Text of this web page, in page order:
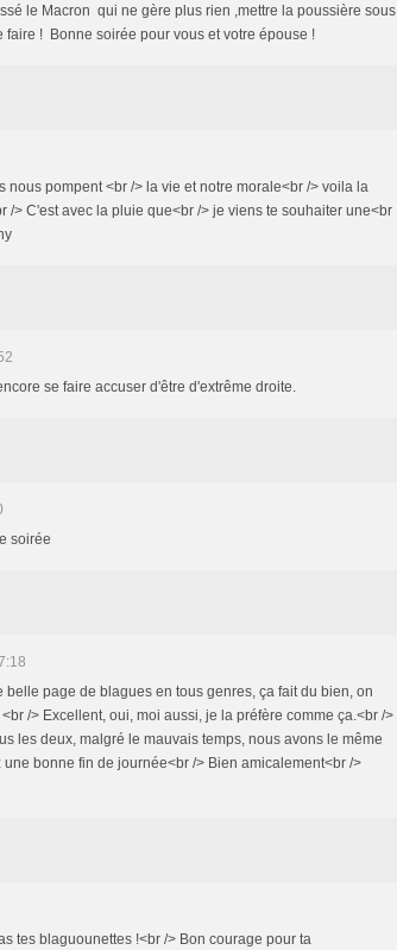
le Macron qui ne gère plus rien ,mettre la poussière sous
faire ! Bonne soirée pour vous et votre épouse !
nous pompent <br /> la vie et notre morale<br /> voila la
/> C'est avec la pluie que<br /> je viens te souhaiter une<br
se faire accuser d'être d'extrême droite.
soirée
belle page de blagues en tous genres, ça fait du bien, on
/> Excellent, oui, moi aussi, je la préfère comme ça.<br />
les deux, malgré le mauvais temps, nous avons le même
bonne fin de journée<br /> Bien amicalement<br />
tes blaguounettes !<br /> Bon courage pour ta